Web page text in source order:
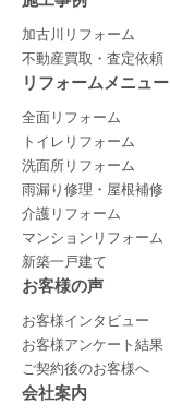
加古川リフォーム
不動産買取・査定依頼
リフォームメニュー
全面リフォーム
トイレリフォーム
洗面所リフォーム
雨漏り修理・屋根補修
介護リフォーム
マンションリフォーム
新築一戸建て
お客様の声
お客様インタビュー
お客様アンケート結果
ご契約後のお客様へ
会社案内